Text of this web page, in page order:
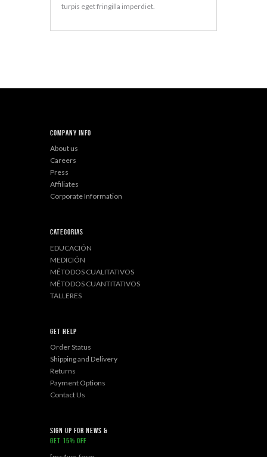
turpis eget fringilla imperdiet.
Company Info
About us
Careers
Press
Affiliates
Corporate Information
Categorias
EDUCACIÓN
MEDICIÓN
MÉTODOS CUALITATIVOS
MÉTODOS CUANTITATIVOS
TALLERES
Get Help
Order Status
Shipping and Delivery
Returns
Payment Options
Contact Us
sign up for news &
get 15% off